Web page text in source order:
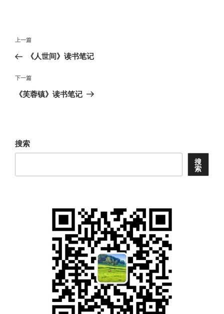
文
导
航
上
一
文
章
上一篇
《人世间》读书笔记
下
一
下一篇
《芙蓉镇》读书笔记
搜索
搜
索